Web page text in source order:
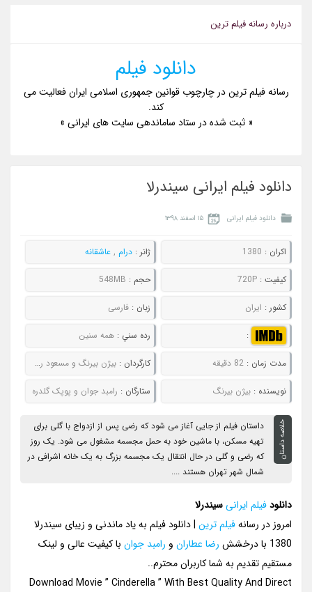
درباره رسانه فيلم ترين
دانلود فیلم
رسانه فیلم ترین در چارچوب قوانین جمهوری اسلامی ایران فعالیت می
کند.
« ثبت شده در ستاد ساماندهی سایت های ایرانی »
دانلود فیلم ایرانی سیندرلا
دانلود فیلم ایرانی ۱۵ اسفند ۱۳۹۸
اکران : 1380 ژانر : درام , عاشقانه
کيفيت :720P حجم : 548MB
کشور : ایران زبان : فارسی
: رده سني : همه سنین
مدت زمان :82 دقیقه کارگردان : بیژن بیرنگ و مسعود رسام
نويسنده :بیژن بیرنگ ستارگان : رامبد جوان و پوپک گلدره
خلاصه داستان
داستان فیلم از جایی آغاز می شود که رضی پس از ازدواج با گلی برای
تهیه مسکن، با ماشین خود به حمل مجسمه مشغول می شود. یک روز
که رضی و گلی در حال انتقال یک مجسمه بزرگ به یک خانه اشرافی در
شمال شهر تهران هستند ....
دانلودفیلم ایرانیسیندرلا
امروز در رسانهفیلم ترین | دانلود فیلم به یاد ماندنی و زیبای سیندرلا
1380 با درخشش
رضا عطاران و رامبد جوان با کیفیت عالی و لینک
مستقیم تقدیم به شما کاربران محترم..
Download Movie ” Cinderella ” With Best Quality And Direct